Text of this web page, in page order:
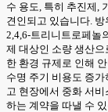
수 용도, 특히 추진제,
견인되고 있습니다.
2,4,6-트리니트로페놀
제 대상인 소량 생산
한 환경 규제로 인해
수명 주기 비용도 증
고 현장에서 중화 서
하는 계약을 따낼 수